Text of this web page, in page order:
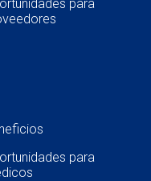
para
para